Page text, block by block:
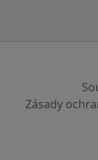
Zásady